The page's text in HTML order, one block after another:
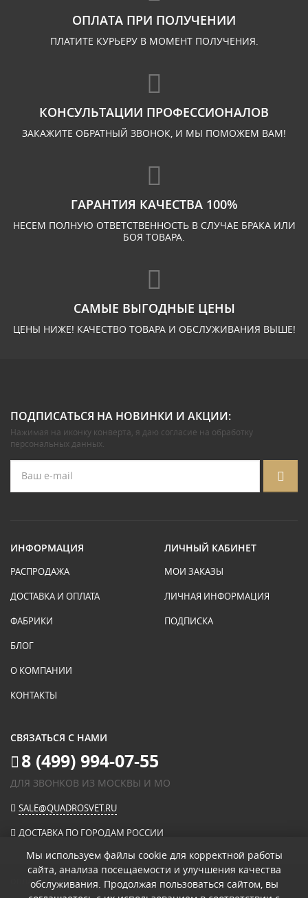
ОПЛАТА ПРИ ПОЛУЧЕНИИ
ПЛАТИТЕ КУРЬЕРУ В МОМЕНТ ПОЛУЧЕНИЯ.
КОНСУЛЬТАЦИИ ПРОФЕССИОНАЛОВ
ЗАКАЖИТЕ ОБРАТНЫЙ ЗВОНОК, И МЫ ПОМОЖЕМ ВАМ!
ГАРАНТИЯ КАЧЕСТВА 100%
НЕСЕМ ПОЛНУЮ ОТВЕТСТВЕННОСТЬ В СЛУЧАЕ БРАКА ИЛИ
БОЯ ТОВАРА.
САМЫЕ ВЫГОДНЫЕ ЦЕНЫ
ЦЕНЫ НИЖЕ! КАЧЕСТВО ТОВАРА И ОБСЛУЖИВАНИЯ ВЫШЕ!
ПОДПИСАТЬСЯ НА НОВИНКИ И АКЦИИ:
Нажимая на иконку конверта, я даю согласие на обработку
персональных данных.
ИНФОРМАЦИЯ
РАСПРОДАЖА
ДОСТАВКА И ОПЛАТА
ФАБРИКИ
БЛОГ
О КОМПАНИИ
КОНТАКТЫ
ЛИЧНЫЙ КАБИНЕТ
МОИ ЗАКАЗЫ
ЛИЧНАЯ ИНФОРМАЦИЯ
ПОДПИСКА
СВЯЗАТЬСЯ С НАМИ
8 (499) 994-07-55
ДЛЯ ЗВОНКОВ ИЗ МОСКВЫ И МО
SALE@QUADROSVET.RU
ДОСТАВКА ПО ГОРОДАМ РОССИИ
ОПЛАЧИВАЙТЕ ПРИ ПОЛУЧЕНИИ
Мы используем файлы cookie для корректной работы
сайта, анализа посещаемости и улучшения качества
обслуживания. Продолжая пользоваться сайтом, вы